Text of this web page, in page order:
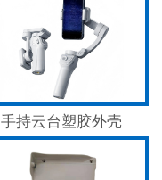
手持云台塑胶外壳